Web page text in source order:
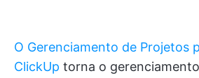
O Gerenciamento de Projetos
ClickUp torna o